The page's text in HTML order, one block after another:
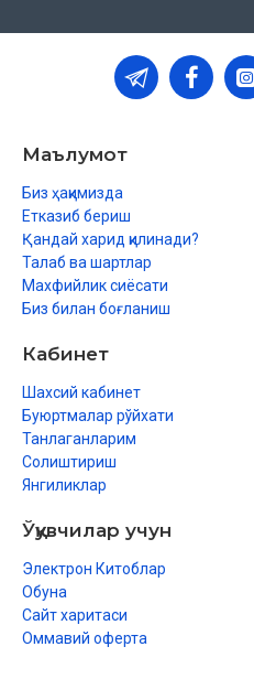
ранг қалқала қилинадиган сокин
Шунингдек, оят охирида вақф
қилинадиган ҳарфлар ҳам шу
Маълумот
Биз ҳақимизда
Етказиб бериш
Қандай харид қилинади?
Талаб ва шартлар
Махфийлик сиёсати
Биз билан боғланиш
Кабинет
Шахсий кабинет
Буюртмалар рўйхати
Танлаганларим
Солиштириш
Янгиликлар
Ўқувчилар учун
Электрон Китоблар
Обуна
Сайт харитаси
Оммавий оферта